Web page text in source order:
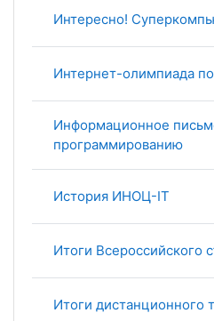
Интересно!
Интернет-олимпиада
Информационное
программированию
История ИНОЦ-IT
Итоги Всероссийского
Итоги дистанционного